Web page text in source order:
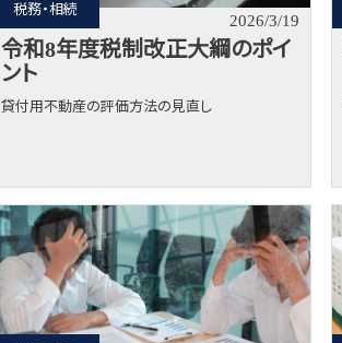
税務・相続
2026/3/19
令和8年度税制改正大綱のポイ
ント
貸付用不動産の評価方法の見直し